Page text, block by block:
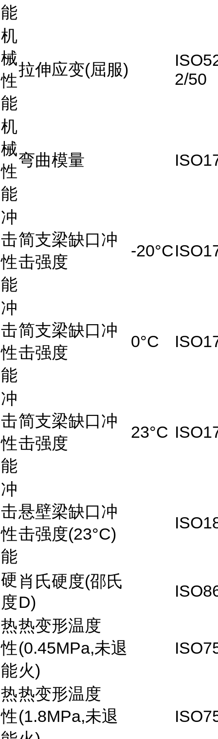
能
机
械
性
能
拉伸应变(屈服)
2/50
机
械
性
能
弯曲模量
冲
击
性
能
简支梁缺口冲
击强度
-20°C
冲
击
性
能
简支梁缺口冲
击强度
0°C
冲
击
性
能
简支梁缺口冲
击强度
23°C
冲
击
性
能
悬壁梁缺口冲
击强度(23°C)
硬
度
肖氏硬度(邵氏
D)
热
性
能
热变形温度
(0.45MPa,未退
火)
热
性
热变形温度
(1.8MPa,未退